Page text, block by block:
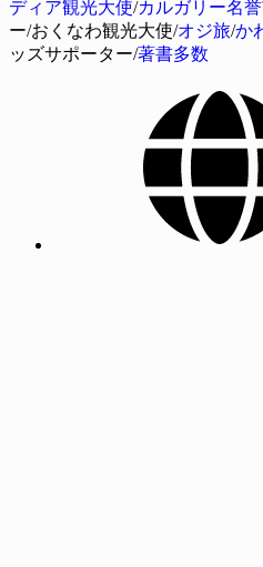
ディア観光大使/カルガリー名
ー/おくなわ観光大使/オジ旅/か
ッズサポーター/著書多数